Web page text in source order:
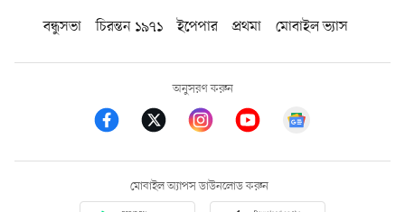
বন্ধুসভা
চিরন্তন ১৯৭১ ইপেপার প্রথমা মোবাইল ভ্যাস
অনুসরণ করুন
মোবাইল অ্যাপস ডাউনলোড করুন